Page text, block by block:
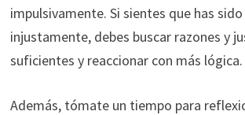
impulsivamente. Si sientes que has
injustamente, debes buscar razones y
suficientes y reaccionar con más lógica.
Además, tómate un tiempo para